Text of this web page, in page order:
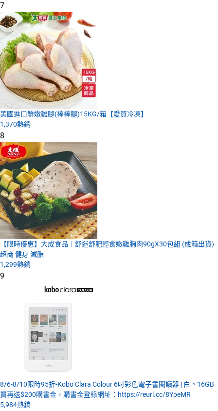
7
美國進口鮮嫩雞腿(棒棒腿)15KG/箱【愛買冷凍】
1,370熱銷
8
【限時優惠】大成食品︱舒迷舒肥輕食嫩雞胸肉90gX30包組 (成箱出貨)
超商 健身 減脂
1,299熱銷
9
8/6-8/10限時95折-Kobo Clara Colour 6吋彩色電子書閱讀器 | 白。16GB
買再送$200購書金，購書金登錄網址：https://reurl.cc/8YpeMR
5,984熱銷